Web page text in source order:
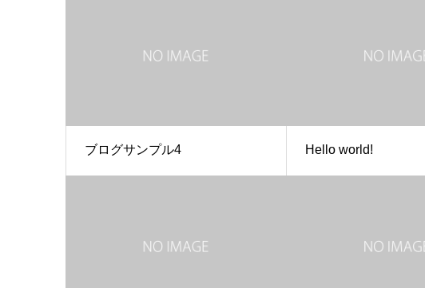
ブログサンプル4 Hello world!